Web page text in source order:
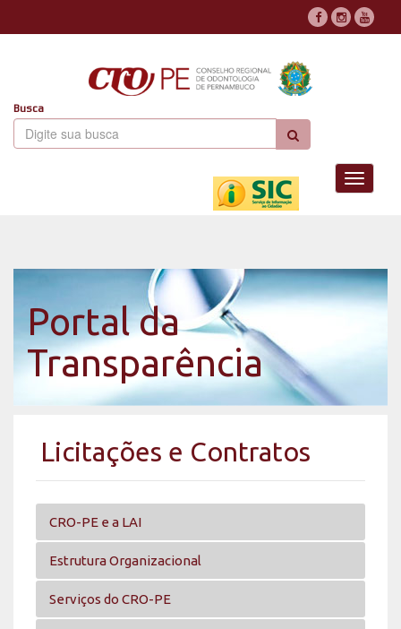
Busca
Toggle
Portal da
Transparência
Licitações e Contratos
CRO-PE e a LAI
Estrutura Organizacional
Serviços do CRO-PE